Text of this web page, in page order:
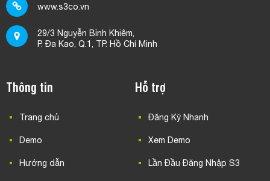
trộm hoặc sử dụng trái phép không?
Làm thế nào để nhập thông tin sản phẩm hàng loạt vào
phần mềm S3POS bằng file excel?
www.s3co.vn
29/3 Nguyễn Bỉnh Khiêm,
P. Đa Kao, Q.1, TP. Hồ Chí Minh
Thông tin
Trang chủ
Demo
Hướng dẫn
Hỗ trợ
Đăng Ký Nhanh
Xem Demo
Lần Đầu Đăng Nhập S3